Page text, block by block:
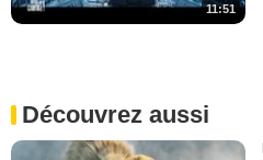
11:51
Découvrez aussi